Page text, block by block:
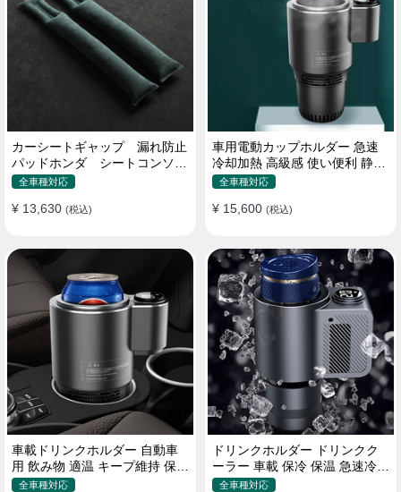
カーシートギャップ 漏れ防止
パッドホンダ シートコンソー
ル 隙間 クッション
全車種対応
¥ 13,630 (税込)
車用電動カップホルダー 急速
冷却加熱 高級感 使い便利 静音
収納 飲み物
全車種対応
¥ 15,600 (税込)
車載ドリンクホルダー 自動車
用 飲み物 適温 キープ維持 保温
冷機能付き
全車種対応
ドリンクホルダー ドリンクク
ーラー 車載 保冷 保温 急速冷却
缶対応
全車種対応